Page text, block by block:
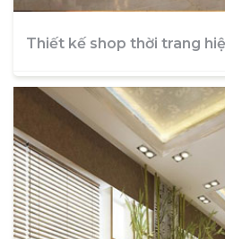
Thiết kế shop thời trang